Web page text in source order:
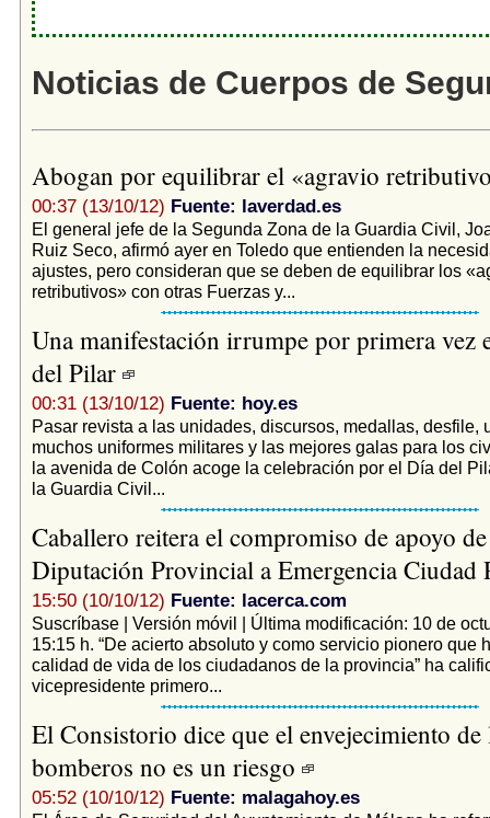
Noticias de Cuerpos de
Abogan por equilibrar el «agravio
00:37 (13/10/12) Fuente: laverdad.es
El general jefe de la Segunda Zona de la Guardia Civil,
Ruiz Seco, afirmó ayer en Toledo que entienden la
ajustes, pero consideran que se deben de equilibrar los
retributivos» con otras Fuerzas y...
Una manifestación irrumpe por primera vez
del Pilar
00:31 (13/10/12) Fuente: hoy.es
Pasar revista a las unidades, discursos, medallas, desfile,
muchos uniformes militares y las mejores galas para los
la avenida de Colón acoge la celebración por el Día del
la Guardia Civil...
Caballero reitera el compromiso de apoyo
Diputación Provincial a Emergencia Ciudad
15:50 (10/10/12) Fuente: lacerca.com
Suscríbase | Versión móvil | Última modificación: 10 de
15:15 h. “De acierto absoluto y como servicio pionero que
calidad de vida de los ciudadanos de la provincia” ha
vicepresidente primero...
El Consistorio dice que el envejecimiento de
bomberos no es un riesgo
05:52 (10/10/12) Fuente: malagahoy.es